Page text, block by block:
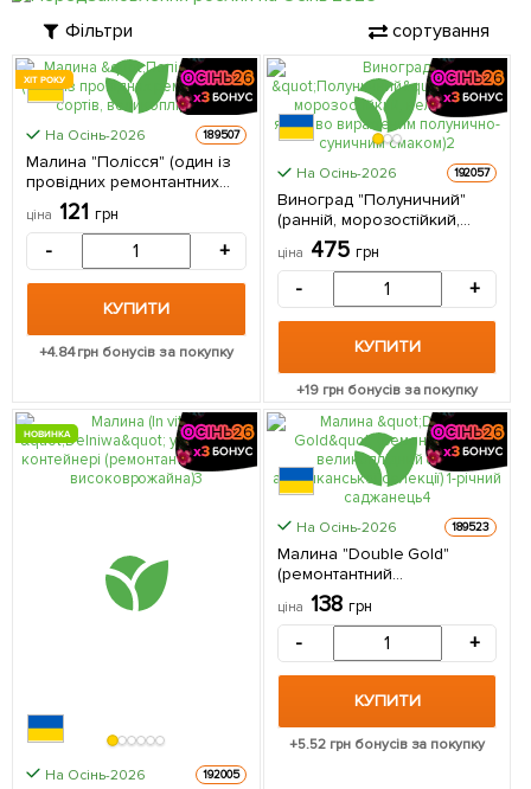
Фільтри сортування
ХІТ РОКУ
На Осінь-2026 189507
Малина "Полісся" (один із
провідних ремонтантних
сортів, великоплідна) 1 шт в
упаковці
ціна 121 грн
- +
КУПИТИ
+4.84грн бонусів за покупку
На Осінь-2026 192057
Виноград "Полуничний"
(ранній, морозостійкий,
великий, з яскраво
вираженим полунично-
суничним смаком) 1
саджанець в упаковці
ціна 475 грн
- +
КУПИТИ
+19грн бонусів за покупку
НОВИНКА
На Осінь-2026 192005
На Осінь-2026 189523
Малина "Double Gold"
(ремонтантний
великоплідний сорт
американської селекції) 1-
річний саджанець 1 шт в
упаковці
ціна 138 грн
- +
КУПИТИ
+5.52грн бонусів за покупку